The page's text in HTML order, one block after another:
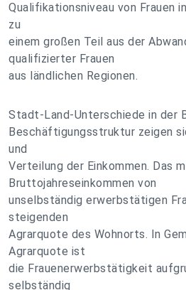
Qualifikationsniveau von Frauen
zu
einem großen Teil aus der
qualifizierter Frauen
aus ländlichen Regionen.
Stadt-Land-Unterschiede in der
Beschäftigungsstruktur zeigen
und
Verteilung der Einkommen. Das
Bruttojahreseinkommen von
unselbständig erwerbstätigen
steigenden
Agrarquote des Wohnorts. In
Agrarquote ist
die Frauenerwerbstätigkeit
selbständig